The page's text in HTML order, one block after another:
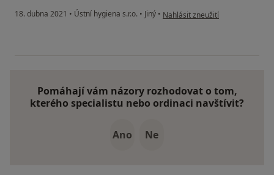
18. dubna 2021 • Ústní hygiena s.r.o. • Jiný • podle názoru uživatele IM
Nahlásit zneužití
Pomáhají vám názory rozhodovat o tom,
kterého specialistu nebo ordinaci navštívit?
Ano Ne